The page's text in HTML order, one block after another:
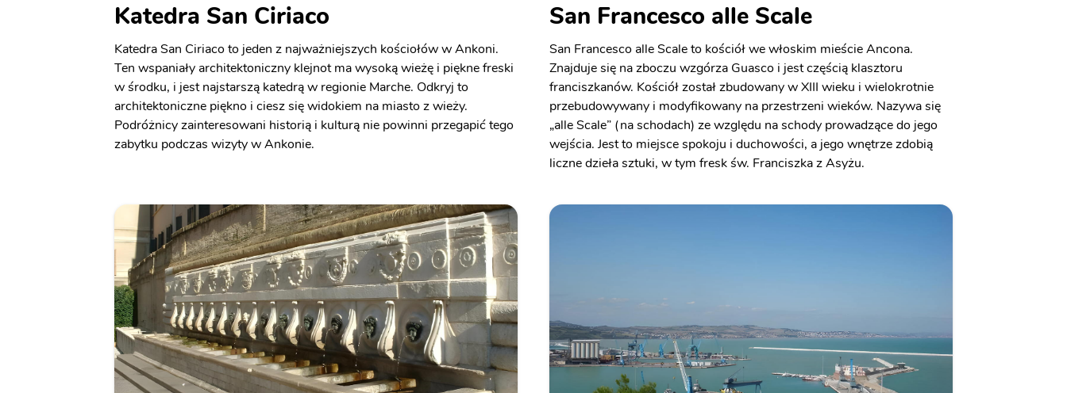
Katedra San Ciriaco
Katedra San Ciriaco to jeden z najważniejszych kościołów w Ankoni.
Ten wspaniały architektoniczny klejnot ma wysoką wieżę i piękne freski
w środku, i jest najstarszą katedrą w regionie Marche. Odkryj to
architektoniczne piękno i ciesz się widokiem na miasto z wieży.
Podróżnicy zainteresowani historią i kulturą nie powinni przegapić tego
zabytku podczas wizyty w Ankonie.
San Francesco alle Scale
San Francesco alle Scale to kościół we włoskim mieście Ancona.
Znajduje się na zboczu wzgórza Guasco i jest częścią klasztoru
franciszkanów. Kościół został zbudowany w XIII wieku i wielokrotnie
przebudowywany i modyfikowany na przestrzeni wieków. Nazywa się
„alle Scale” (na schodach) ze względu na schody prowadzące do jego
wejścia. Jest to miejsce spokoju i duchowości, a jego wnętrze zdobią
liczne dzieła sztuki, w tym fresk św. Franciszka z Asyżu.